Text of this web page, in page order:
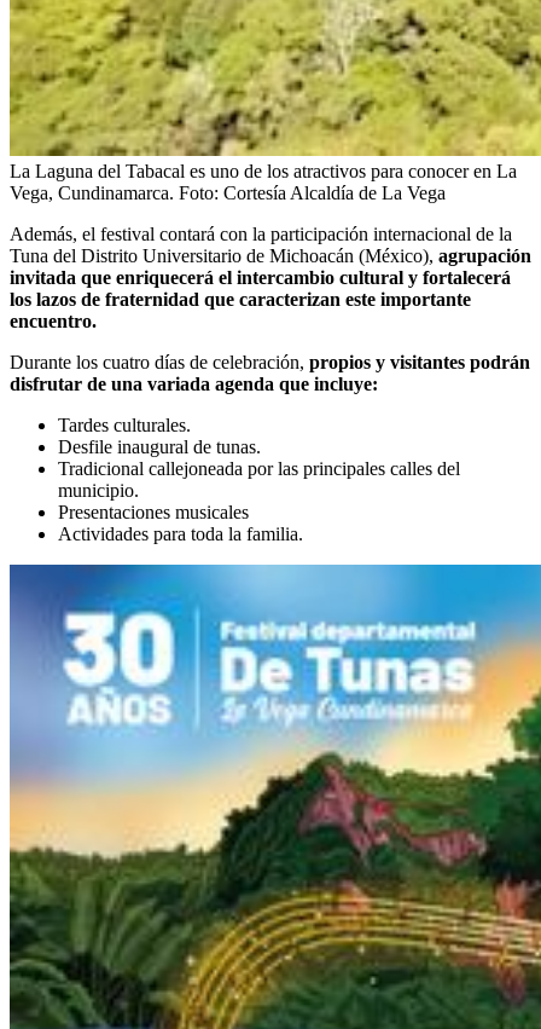
La Laguna del Tabacal es uno de los atractivos para conocer en La
Vega, Cundinamarca. Foto: Cortesía Alcaldía de La Vega
Además, el festival contará con la participación internacional de la
Tuna del Distrito Universitario de Michoacán (México), agrupación
invitada que enriquecerá el intercambio cultural y fortalecerá
los lazos de fraternidad que caracterizan este importante
encuentro.
Durante los cuatro días de celebración, propios y visitantes podrán
disfrutar de una variada agenda que incluye:
Tardes culturales.
Desfile inaugural de tunas.
Tradicional callejoneada por las principales calles del
municipio.
Presentaciones musicales
Actividades para toda la familia.